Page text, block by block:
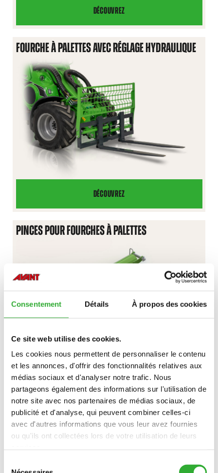
Consentement Détails À propos des cookies
Ce site web utilise des cookies.
Les cookies nous permettent de personnaliser le contenu
et les annonces, d'offrir des fonctionnalités relatives aux
médias sociaux et d'analyser notre trafic. Nous
partageons également des informations sur l'utilisation de
notre site avec nos partenaires de médias sociaux, de
publicité et d'analyse, qui peuvent combiner celles-ci
avec d'autres informations que vous leur avez fournies
ou qu'ils ont collectées lors de votre utilisation de leurs
DÉCOUVREZ
FOURCHE
À
PALETTES
FOURCHE À PALETTES AVEC RÉGLAGE HYDRAULIQUE
DÉCOUVREZ
FOURCHE
À
PALETTES
AVEC
RÉGLAGE
HYDRAULIQUE
PINCES POUR FOURCHES À PALETTES
DÉCOUVREZ
PINCES
POUR
FOURCHES
À
PALETTES
PINCE À BOIS